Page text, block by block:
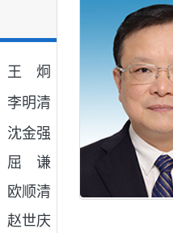
王 炯
李明清
沈金强
屈 谦
欧顺清
赵世庆